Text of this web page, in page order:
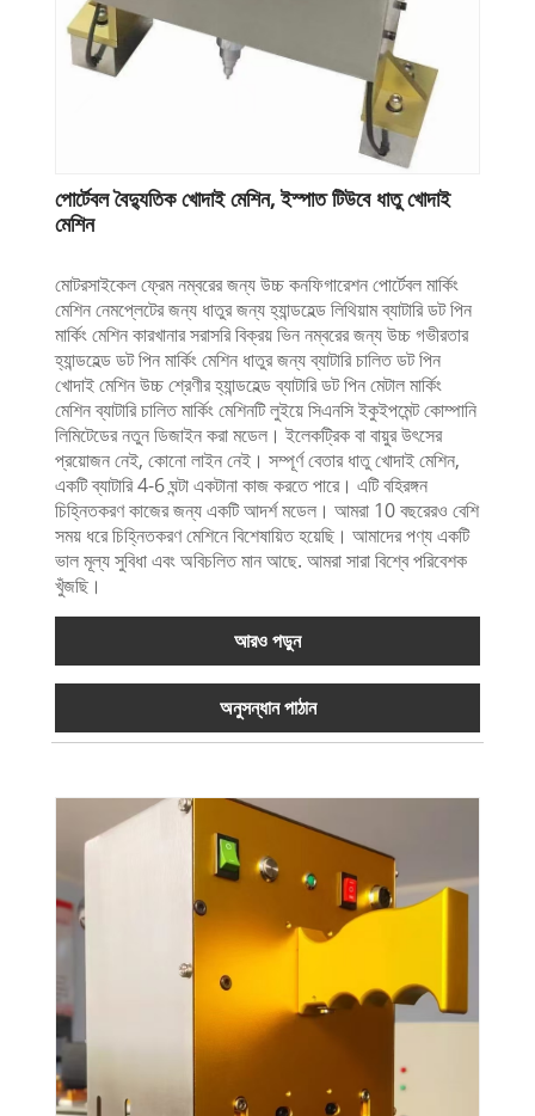
পোর্টেবল বৈদ্যুতিক খোদাই মেশিন, ইস্পাত টিউবে ধাতু খোদাই
মেশিন
মোটরসাইকেল ফ্রেম নম্বরের জন্য উচ্চ কনফিগারেশন পোর্টেবল মার্কিং
মেশিন নেমপ্লেটের জন্য ধাতুর জন্য হ্যান্ডহেল্ড লিথিয়াম ব্যাটারি ডট পিন
মার্কিং মেশিন কারখানার সরাসরি বিক্রয় ভিন নম্বরের জন্য উচ্চ গভীরতার
হ্যান্ডহেল্ড ডট পিন মার্কিং মেশিন ধাতুর জন্য ব্যাটারি চালিত ডট পিন
খোদাই মেশিন উচ্চ শ্রেণীর হ্যান্ডহেল্ড ব্যাটারি ডট পিন মেটাল মার্কিং
মেশিন ব্যাটারি চালিত মার্কিং মেশিনটি লুইয়ে সিএনসি ইকুইপমেন্ট কোম্পানি
লিমিটেডের নতুন ডিজাইন করা মডেল। ইলেকট্রিক বা বায়ুর উৎসের
প্রয়োজন নেই, কোনো লাইন নেই। সম্পূর্ণ বেতার ধাতু খোদাই মেশিন,
একটি ব্যাটারি 4-6 ঘন্টা একটানা কাজ করতে পারে। এটি বহিরঙ্গন
চিহ্নিতকরণ কাজের জন্য একটি আদর্শ মডেল। আমরা 10 বছরেরও বেশি
সময় ধরে চিহ্নিতকরণ মেশিনে বিশেষায়িত হয়েছি। আমাদের পণ্য একটি
ভাল মূল্য সুবিধা এবং অবিচলিত মান আছে. আমরা সারা বিশ্বে পরিবেশক
খুঁজছি।
আরও পড়ুন
অনুসন্ধান পাঠান